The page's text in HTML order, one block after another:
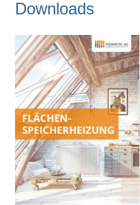
Downloads